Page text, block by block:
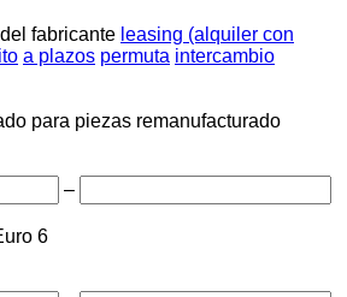
del fabricante leasing (alquiler con
a plazos permuta intercambio
para piezas remanufacturado
–
6